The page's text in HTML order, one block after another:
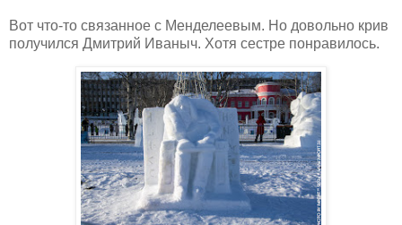
Вот что-то связанное с Менделеевым. Но довольно крив
получился Дмитрий Иваныч. Хотя сестре понравилось.